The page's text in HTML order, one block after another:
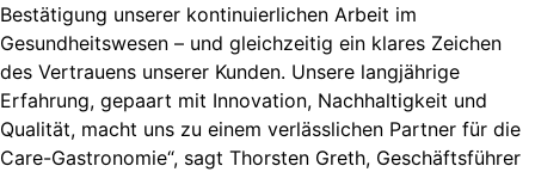
Bestätigung unserer kontinuierlichen Arbeit im
Gesundheitswesen – und gleichzeitig ein klares Zeichen
des Vertrauens unserer Kunden. Unsere langjährige
Erfahrung, gepaart mit Innovation, Nachhaltigkeit und
Qualität, macht uns zu einem verlässlichen Partner für die
Care-Gastronomie“, sagt Thorsten Greth, Geschäftsführer